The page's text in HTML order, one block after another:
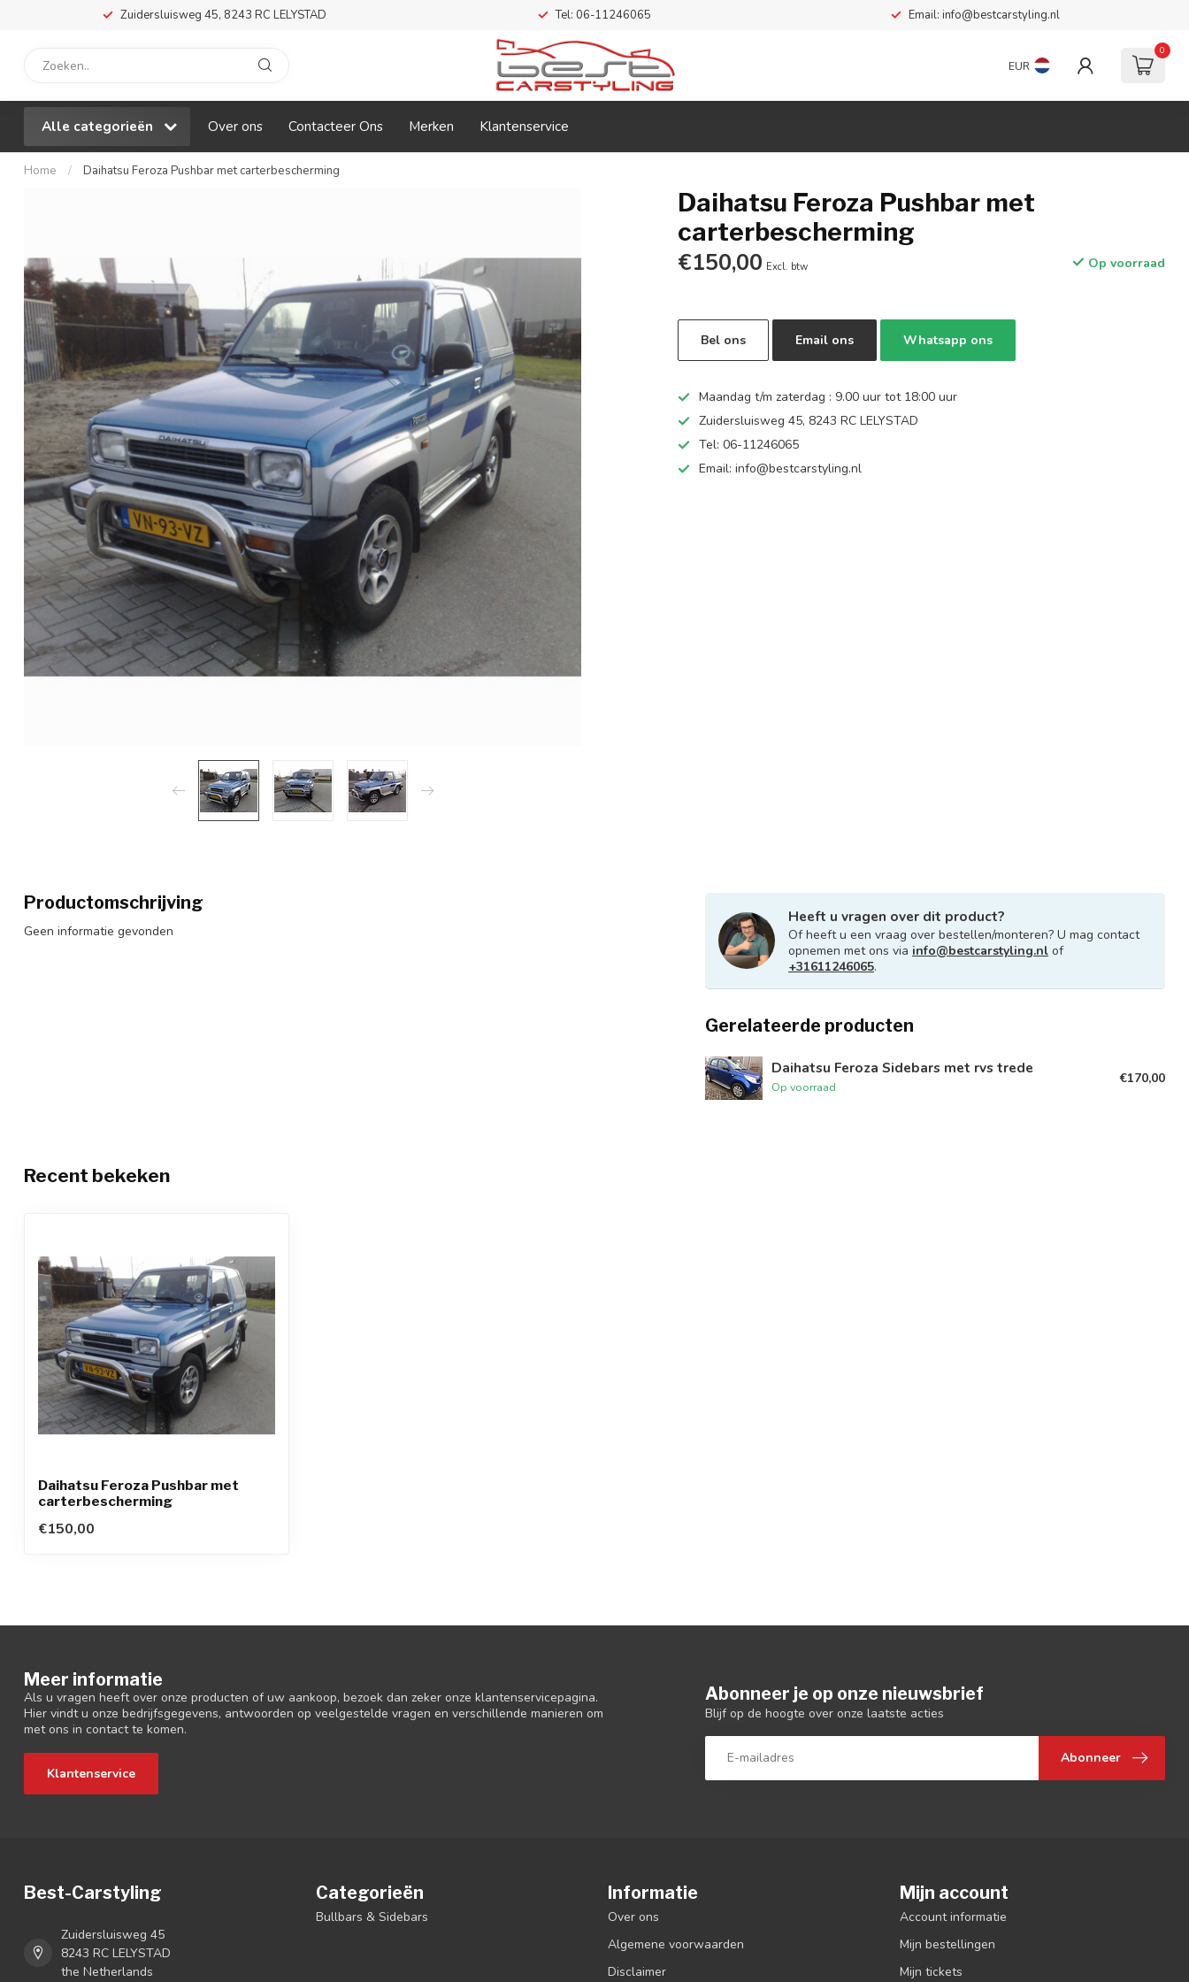
Zuidersluisweg 45, 8243 RC LELYSTAD Tel: 06-11246065 Email: info@bestcarstyling.nl
EUR
0
Alle categorieën Over ons Contacteer Ons Merken Klantenservice
Home / Daihatsu Feroza Pushbar met carterbescherming
Daihatsu Feroza Pushbar met
carterbescherming
€150,00 Excl. btw Op voorraad
Bel ons Email ons Whatsapp ons
Maandag t/m zaterdag : 9.00 uur tot 18:00 uur
Zuidersluisweg 45, 8243 RC LELYSTAD
Tel: 06-11246065
Email:info@bestcarstyling.nl
Productomschrijving
Geen informatie gevonden
Heeft u vragen over dit product?
Of heeft u een vraag over bestellen/monteren? U mag contact
opnemen met ons via info@bestcarstyling.nl of
+31611246065.
Gerelateerde producten
Daihatsu Feroza Sidebars met rvs trede
Op voorraad
€170,00
Recent bekeken
Daihatsu Feroza Pushbar met
carterbescherming
€150,00
Meer informatie
Als u vragen heeft over onze producten of uw aankoop, bezoek dan zeker onze klantenservicepagina.
Hier vindt u onze bedrijfsgegevens, antwoorden op veelgestelde vragen en verschillende manieren om
met ons in contact te komen.
Klantenservice
Abonneer je op onze nieuwsbrief
Blijf op de hoogte over onze laatste acties
Abonneer
Best-Carstyling
Zuidersluisweg 45
8243 RC LELYSTAD
the Netherlands
Categorieën
Bullbars & Sidebars
Informatie
Over ons
Algemene voorwaarden
Disclaimer
Mijn account
Account informatie
Mijn bestellingen
Mijn tickets